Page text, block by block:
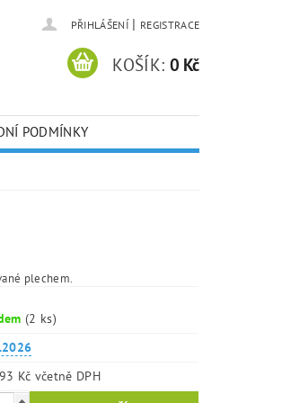
PŘIHLÁŠENÍ | REGISTRACE
KOŠÍK: 0 Kč
PODMÍNKY
plechem.
(2 ks)
402,93 Kč včetně DPH